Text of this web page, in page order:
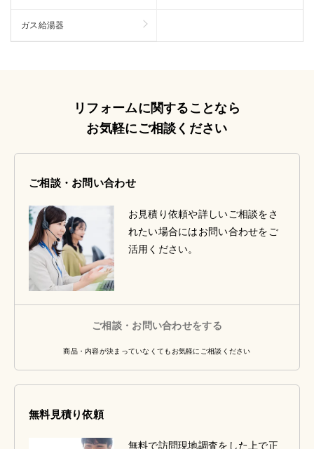
ガス給湯器
リフォームに関することなら
お気軽にご相談ください
ご相談・お問い合わせ
お見積り依頼や詳しいご相談をさ
れたい場合にはお問い合わせをご
活用ください。
ご相談・お問い合わせをする
商品・内容が決まっていなくてもお気軽にご相談ください
無料見積り依頼
無料で訪問現地調査をした上で正